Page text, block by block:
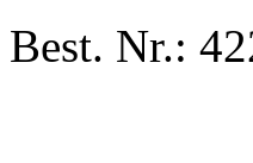
Best. Nr.: